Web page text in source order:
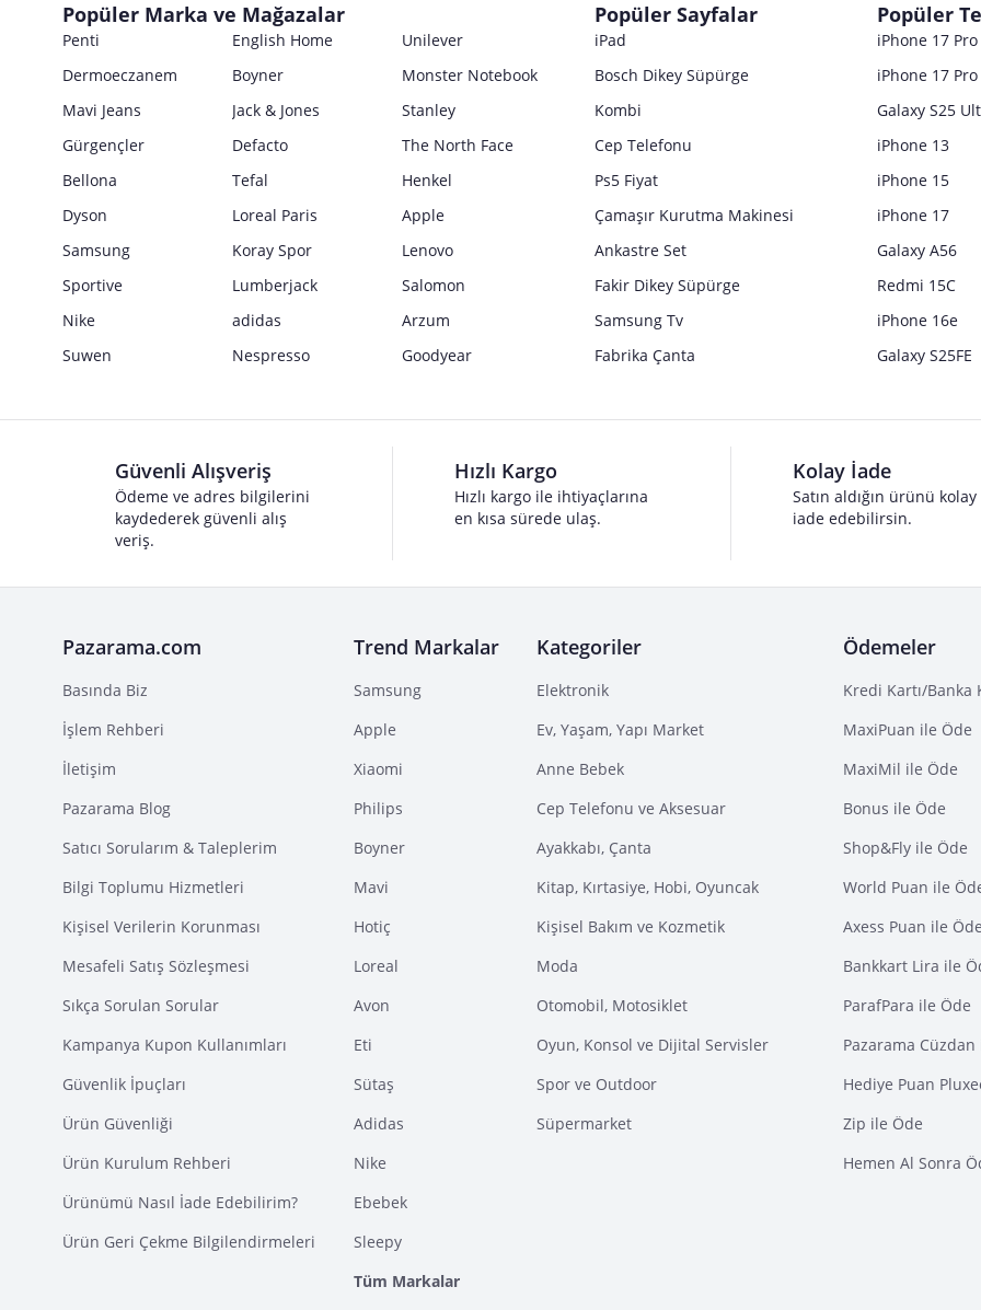
E Posta Adresi
Satıcı bilgi girişi yapmamıştır.
Popüler Marka ve Mağazalar
Penti English Home
Unilever
Dermoeczanem
Boyner
Monster Notebook
Mavi Jeans
Jack & Jones
Stanley
Gürgençler
Defacto
The North Face
Bellona
Tefal
Henkel
Dyson
Loreal Paris
Apple
Samsung
Koray Spor
Lenovo
Sportive
Lumberjack
Salomon
Nike
adidas
Arzum
Suwen
Nespresso Goodyear
Popüler Sayfalar
iPad
Bosch Dikey Süpürge
Kombi
Cep Telefonu
Ps5 Fiyat
Çamaşır Kurutma Makinesi
Ankastre Set
Fakir Dikey Süpürge
Samsung Tv
Fabrika Çanta
Popüler
iPhone 17
iPhone 17 Pro
Galaxy S25
iPhone 13
iPhone 15
iPhone 17
Galaxy A56
Redmi 15C
iPhone 16e
Galaxy S25FE
Güvenli Alışveriş
Ödeme ve adres bilgilerini
kaydederek güvenli alış
veriş.
Hızlı Kargo
Hızlı kargo ile ihtiyaçlarına
en kısa sürede ulaş.
Kolay İade
Satın aldığın ürünü kolay
iade edebilirsin.
Pazarama.com
Basında Biz
İşlem Rehberi
İletişim
Pazarama Blog
Satıcı Sorularım & Taleplerim
Bilgi Toplumu Hizmetleri
Kişisel Verilerin Korunması
Mesafeli Satış Sözleşmesi
Sıkça Sorulan Sorular
Kampanya Kupon Kullanımları
Güvenlik İpuçları
Ürün Güvenliği
Ürün Kurulum Rehberi
Ürünümü Nasıl İade Edebilirim?
Ürün Geri Çekme Bilgilendirmeleri
Trend Markalar
Samsung
Apple
Xiaomi
Philips
Boyner
Mavi
Hotiç
Loreal
Avon
Eti
Sütaş
Adidas
Nike
Ebebek
Sleepy
Tüm Markalar
Kategoriler
Elektronik
Ev, Yaşam, Yapı Market
Anne Bebek
Cep Telefonu ve Aksesuar
Ayakkabı, Çanta
Kitap, Kırtasiye, Hobi, Oyuncak
Kişisel Bakım ve Kozmetik
Moda
Otomobil, Motosiklet
Oyun, Konsol ve Dijital Servisler
Spor ve Outdoor
Süpermarket
Ödemeler
Kredi Kartı/Banka
MaxiPuan ile Öde
MaxiMil ile Öde
Bonus ile Öde
Shop&Fly ile Öde
World Puan ile
Axess Puan ile Öde
Bankkart Lira ile
ParafPara ile Öde
Pazarama Cüzdan
Hediye Puan
Zip ile Öde
Hemen Al Sonra